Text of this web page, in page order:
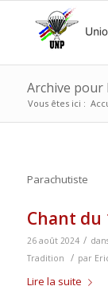
Archive pour
Vous êtes ici :
Parachutiste
Chant du
26 août 2024 /
Tradition
/ par
Lire la suite